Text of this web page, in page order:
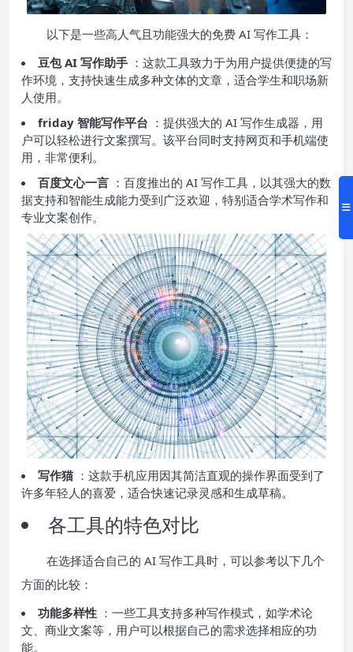
以下是一些高人气且功能强大的免费 AI 写作工具：
豆包 AI 写作助手 ：这款工具致力于为用户提供便捷的写
作环境，支持快速生成多种文体的文章，适合学生和职场新
人使用。
friday 智能写作平台 ：提供强大的 AI 写作生成器，用
户可以轻松进行文案撰写。该平台同时支持网页和手机端使
用，非常便利。
百度文心一言 ：百度推出的 AI 写作工具，以其强大的数
据支持和智能生成能力受到广泛欢迎，特别适合学术写作和
专业文案创作。
写作猫 ：这款手机应用因其简洁直观的操作界面受到了
许多年轻人的喜爱，适合快速记录灵感和生成草稿。
各工具的特色对比
在选择适合自己的 AI 写作工具时，可以参考以下几个
方面的比较：
功能多样性 ：一些工具支持多种写作模式，如学术论
文、商业文案等，用户可以根据自己的需求选择相应的功
能。